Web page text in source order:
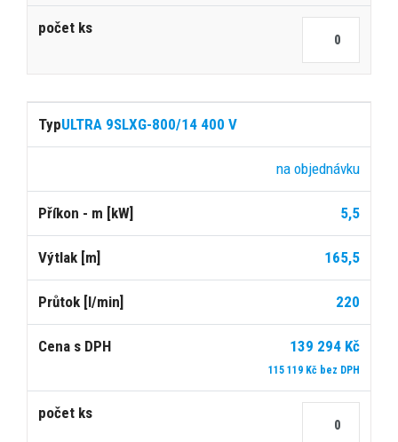
ULTRA 9SLXG-800/14 400 V
na objednávku
5,5
165,5
220
139 294 Kč
115 119 Kč bez DPH